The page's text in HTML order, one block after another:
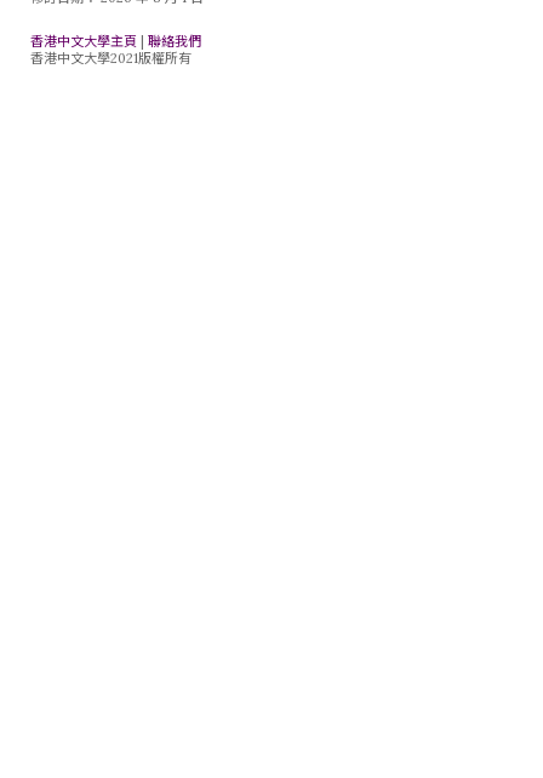
香港中文大學主頁 |聯絡我們
香港中文大學2021版權所有